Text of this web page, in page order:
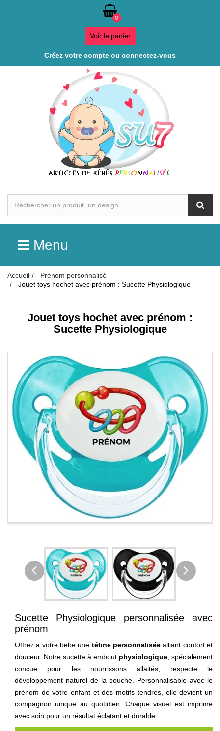
0
Voir le panier
Créez votre compte ou connectez-vous
Menu
Accueil
Prénom personnalisé
Jouet toys hochet avec prénom : Sucette Physiologique
Jouet toys hochet avec prénom :
Sucette Physiologique
Sucette Physiologique personnalisée avec
prénom
Offrez à votre bébé une tétine personnalisée alliant confort et
douceur. Notre sucette à embout physiologique , spécialement
conçue pour les nourrissons allaités, respecte le
développement naturel de la bouche. Personnalisable avec le
prénom de votre enfant et des motifs tendres, elle devient un
compagnon unique au quotidien. Chaque visuel est imprimé
avec soin pour un résultat éclatant et durable.